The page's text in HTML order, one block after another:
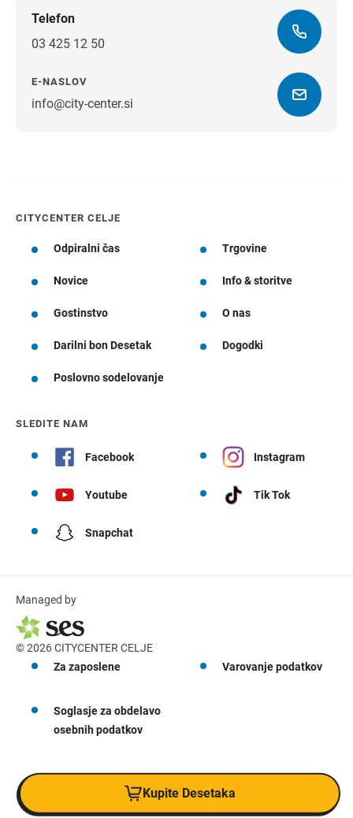
Telefon
03 425 12 50
E-NASLOV
info@city-center.si
CITYCENTER CELJE
Odpiralni čas Trgovine
Novice Info & storitve
Gostinstvo O nas
Darilni bon Desetak Dogodki
Poslovno sodelovanje
SLEDITE NAM
Facebook Instagram
Youtube Tik Tok
Snapchat
Managed by
© 2026 CITYCENTER CELJE
Za zaposlene
Varovanje podatkov
Soglasje za obdelavo
osebnih podatkov
Kupite Desetaka